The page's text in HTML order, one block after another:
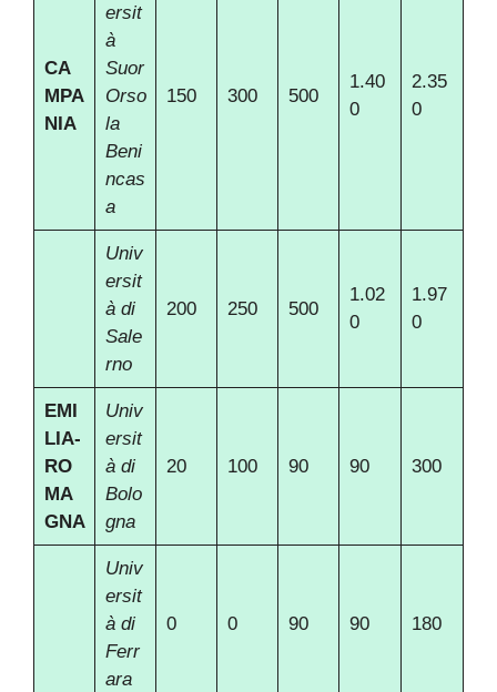
CA
MPA
NIA
ersit
à
Suor
Orso
la
Beni
ncas
a
150 300 500
1.40
0
2.35
0
Univ
ersit
à di
Sale
rno
200 250 500
1.02
0
1.97
0
EMI
LIA-
RO
MA
GNA
Univ
ersit
à di
Bolo
gna
20 100 90 90 300
Univ
ersit
à di
Ferr
ara
0 0 90 90 180